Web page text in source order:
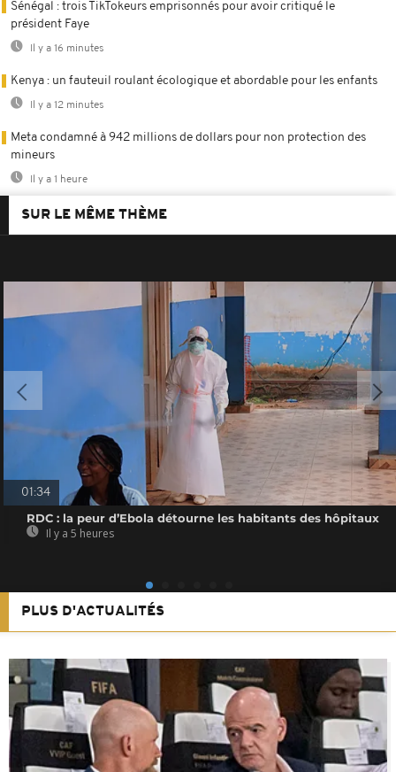
Sénégal : trois TikTokeurs emprisonnés pour avoir critiqué le
président Faye
Il y a 16 minutes
Kenya : un fauteuil roulant écologique et abordable pour les enfants
Il y a 12 minutes
Meta condamné à 942 millions de dollars pour non protection des
mineurs
Il y a 1 heure
SUR LE MÊME THÈME
01:34
RDC : la peur d’Ebola détourne les habitants des hôpitaux
Il y a 5 heures
PLUS D'ACTUALITÉS